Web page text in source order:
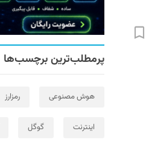
پرمطلب‌ترین برچسب‌ها
هوش مصنوعی رمزارز
اینترنت گوگل